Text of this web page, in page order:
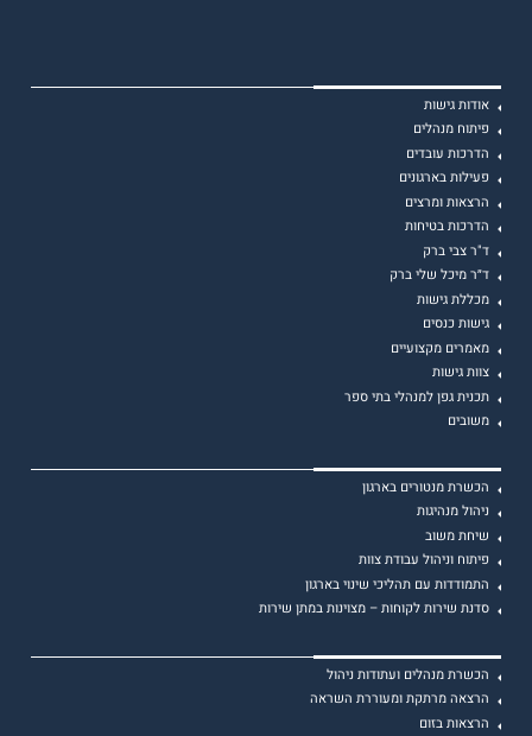
אודות גישות
פיתוח מנהלים
הדרכות עובדים
פעילות בארגונים
הרצאות ומרצים
הדרכות בטיחות
ד"ר צבי ברק
ד״ר מיכל שלי ברק
מכללת גישות
גישות כנסים
מאמרים מקצועיים
צוות גישות
תכנית גפן למנהלי בתי ספר
משובים
הכשרת מנטורים בארגון
ניהול מנהיגות
שיחת משוב
פיתוח וניהול עבודת צוות
התמודדות עם תהליכי שינוי בארגון
סדנת שירות לקוחות – מצוינות במתן שירות
הכשרת מנהלים ועתודות ניהול
הרצאה מרתקת ומעוררת השראה
הרצאות בזום